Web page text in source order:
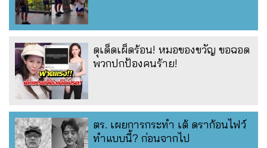
ดุเด็ดเผ็ดร้อน! หมอของขวัญ ขอฉอด
พวกปกป้องคนร้าย!
ตร. เผยการกระทำ เต้ ดราก้อนไฟว์
ทำแบบนี้? ก่อนจากไป